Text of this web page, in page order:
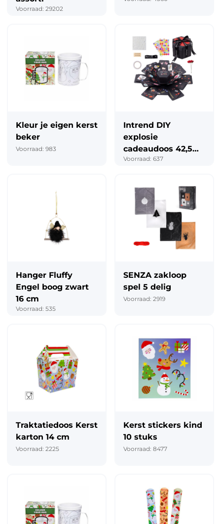
Voorraad: 29202
Kleur je eigen kerst
beker
Voorraad: 983
Intrend DIY
explosie
cadeaudoos 42,5
cm
Voorraad: 637
Hanger Fluffy
Engel boog zwart
16 cm
Voorraad: 535
SENZA zakloop
spel 5 delig
Voorraad: 2919
Traktatiedoos Kerst
karton 14 cm
Voorraad: 2225
Kerst stickers kind
10 stuks
Voorraad: 8477